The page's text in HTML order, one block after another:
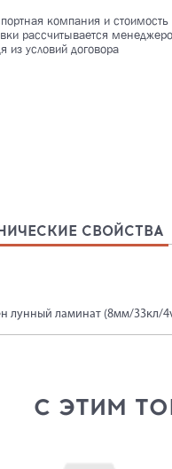
компания и стоимость
рассчитывается
из условий договора
СВОЙСТВА
лунный ламинат (8мм/33кл/
С ЭТИМ